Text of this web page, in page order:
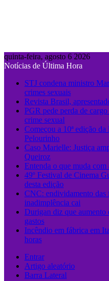
quinta-feira, agosto 6 2026
Notícias de Última Hora
STJ condena ministro
crimes sexuais
Revista Brasil,
PGR pede perda de
crime sexual
Começou a 10ª edição
Pelourinho
Caso Marielle: Justiça
Queiroz
Entenda o que muda
49º Festival de Cinema
desta edição
CNC: endividamento das
inadimplência cai
Durigan diz que aumento
gastos
Incêndio em fábrica em
horas
Entrar
Artigo aleatório
Barra Lateral